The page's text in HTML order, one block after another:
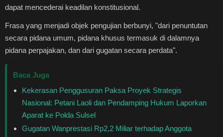
Kolom
Religi
Travel
dapat mencederai keadilan konstitusional.
Frasa yang menjadi objek pengujian berbunyi, "dari penuntutan
secara pidana umum, pidana khusus termasuk di dalamnya
pidana perpajakan, dan dari gugatan secara perdata".
Baca Juga
Kekerasan Penggusuran Paksa Proyek Strategis
Nasional: Petani Laoli dan Pendamping Hukum Laporkan
Aparat ke Polda Sulsel
Gugatan Wanprestasi Rp2,2 Miliar terhadap Anggota